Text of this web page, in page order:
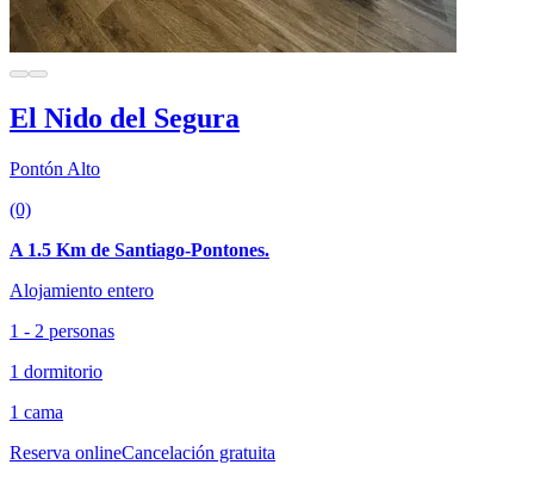
El Nido del Segura
Pontón Alto
(0)
A 1.5 Km de Santiago-Pontones.
Alojamiento entero
1 - 2 personas
1 dormitorio
1 cama
Reserva onlineCancelación gratuita